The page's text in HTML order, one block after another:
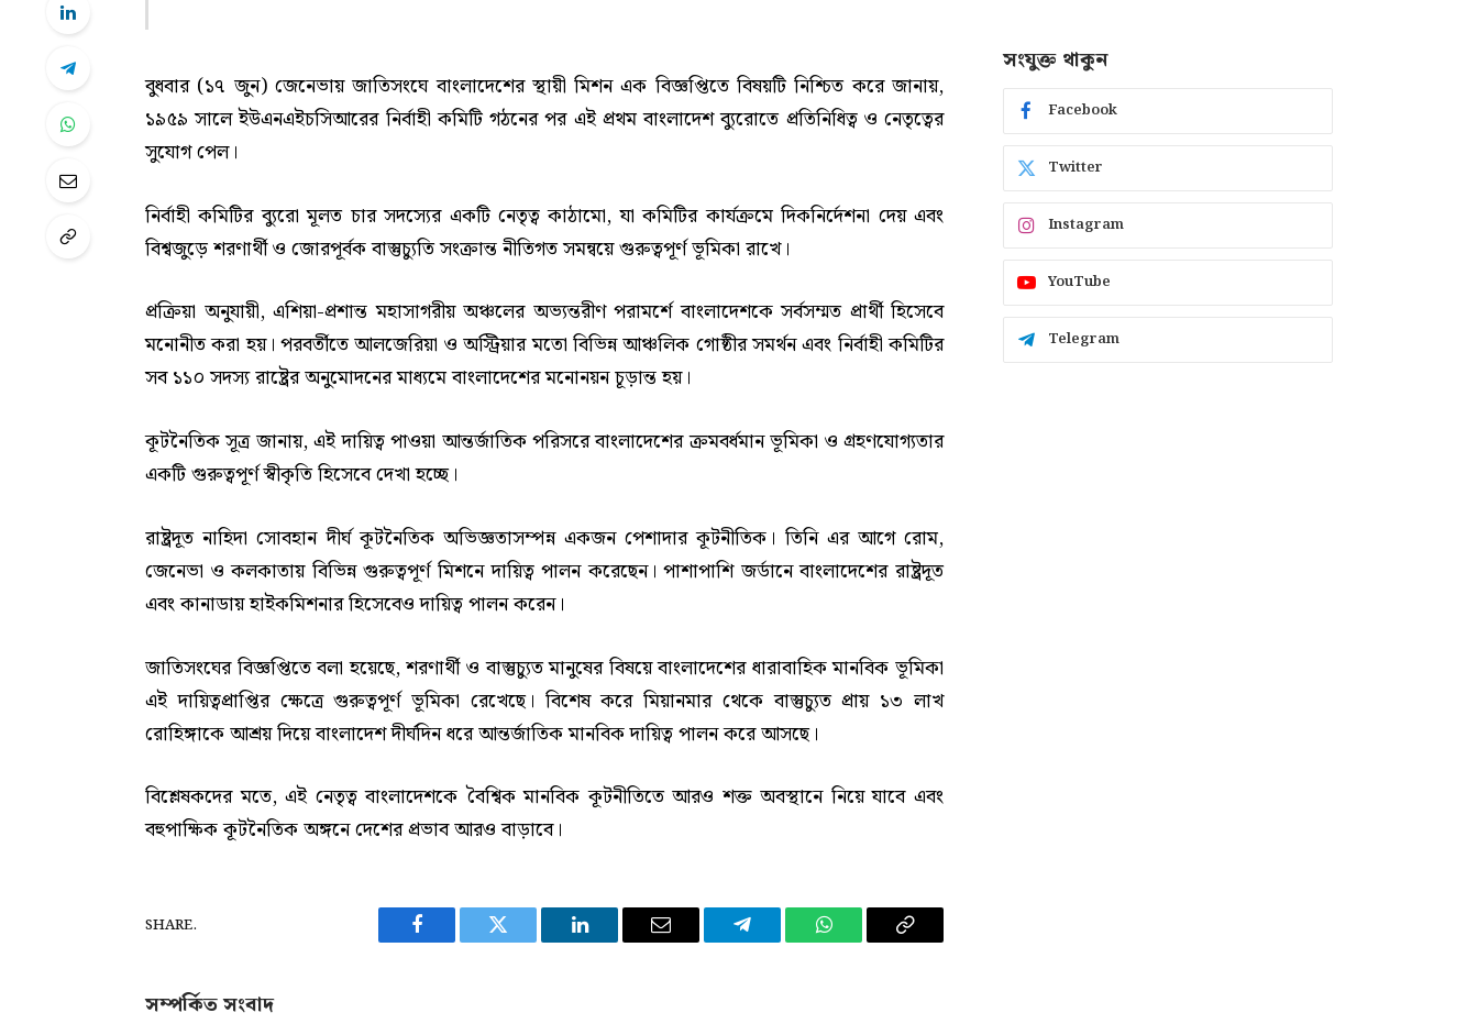
বুধবার (১৭ জুন) জেনেভায় জাতিসংঘে বাংলাদেশের স্থায়ী মিশন এক বিজ্ঞপ্তিতে বিষয়টি নিশ্চিত করে জানায়,
১৯৫৯ সালে ইউএনএইচসিআরের নির্বাহী কমিটি গঠনের পর এই প্রথম বাংলাদেশ ব্যুরোতে প্রতিনিধিত্ব ও নেতৃত্বের
সুযোগ পেল।
নির্বাহী কমিটির ব্যুরো মূলত চার সদস্যের একটি নেতৃত্ব কাঠামো, যা কমিটির কার্যক্রমে দিকনির্দেশনা দেয় এবং
বিশ্বজুড়ে শরণার্থী ও জোরপূর্বক বাস্তুচ্যুতি সংক্রান্ত নীতিগত সমন্বয়ে গুরুত্বপূর্ণ ভূমিকা রাখে।
প্রক্রিয়া অনুযায়ী, এশিয়া-প্রশান্ত মহাসাগরীয় অঞ্চলের অভ্যন্তরীণ পরামর্শে বাংলাদেশকে সর্বসম্মত প্রার্থী হিসেবে
মনোনীত করা হয়। পরবর্তীতে আলজেরিয়া ও অস্ট্রিয়ার মতো বিভিন্ন আঞ্চলিক গোষ্ঠীর সমর্থন এবং নির্বাহী কমিটির
সব ১১০ সদস্য রাষ্ট্রের অনুমোদনের মাধ্যমে বাংলাদেশের মনোনয়ন চূড়ান্ত হয়।
কূটনৈতিক সূত্র জানায়, এই দায়িত্ব পাওয়া আন্তর্জাতিক পরিসরে বাংলাদেশের ক্রমবর্ধমান ভূমিকা ও গ্রহণযোগ্যতার
একটি গুরুত্বপূর্ণ স্বীকৃতি হিসেবে দেখা হচ্ছে।
রাষ্ট্রদূত নাহিদা সোবহান দীর্ঘ কূটনৈতিক অভিজ্ঞতাসম্পন্ন একজন পেশাদার কূটনীতিক। তিনি এর আগে রোম,
জেনেভা ও কলকাতায় বিভিন্ন গুরুত্বপূর্ণ মিশনে দায়িত্ব পালন করেছেন। পাশাপাশি জর্ডানে বাংলাদেশের রাষ্ট্রদূত
এবং কানাডায় হাইকমিশনার হিসেবেও দায়িত্ব পালন করেন।
জাতিসংঘের বিজ্ঞপ্তিতে বলা হয়েছে, শরণার্থী ও বাস্তুচ্যুত মানুষের বিষয়ে বাংলাদেশের ধারাবাহিক মানবিক ভূমিকা
এই দায়িত্বপ্রাপ্তির ক্ষেত্রে গুরুত্বপূর্ণ ভূমিকা রেখেছে। বিশেষ করে মিয়ানমার থেকে বাস্তুচ্যুত প্রায় ১৩ লাখ
রোহিঙ্গাকে আশ্রয় দিয়ে বাংলাদেশ দীর্ঘদিন ধরে আন্তর্জাতিক মানবিক দায়িত্ব পালন করে আসছে।
বিশ্লেষকদের মতে, এই নেতৃত্ব বাংলাদেশকে বৈশ্বিক মানবিক কূটনীতিতে আরও শক্ত অবস্থানে নিয়ে যাবে এবং
বহুপাক্ষিক কূটনৈতিক অঙ্গনে দেশের প্রভাব আরও বাড়াবে।
SHARE.
Facebook Twitter LinkedIn Email Telegram WhatsAppCopy
সম্পর্কিত সংবাদ
সংযুক্ত থাকুন
Facebook
Twitter
Instagram
YouTube
Telegram